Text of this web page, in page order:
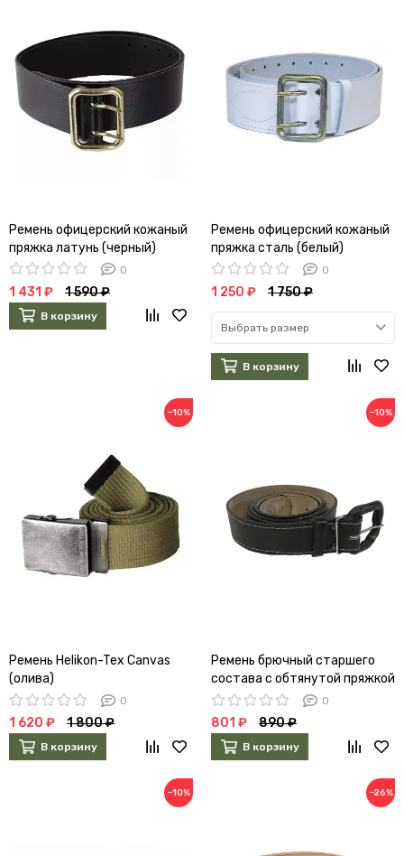
Ремень офицерский кожаный
пряжка латунь (черный)
0
1 431 ₽ 1 590 ₽
В корзину
Ремень офицерский кожаный
пряжка сталь (белый)
0
1 250 ₽ 1 750 ₽
Выбрать размер
В корзину
−10%
Ремень Helikon-Tex Canvas
(олива)
0
1 620 ₽ 1 800 ₽
В корзину
−10%
Ремень брючный старшего
состава с обтянутой пряжкой
(черный)
0
801 ₽ 890 ₽
В корзину
−10% −26%